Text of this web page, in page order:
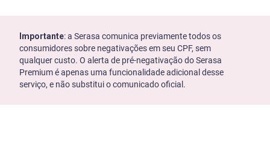
Importante: a Serasa comunica previamente todos os
consumidores sobre negativações em seu CPF, sem
qualquer custo. O alerta de pré-negativação do Serasa
Premium é apenas uma funcionalidade adicional desse
serviço, e não substitui o comunicado oficial.